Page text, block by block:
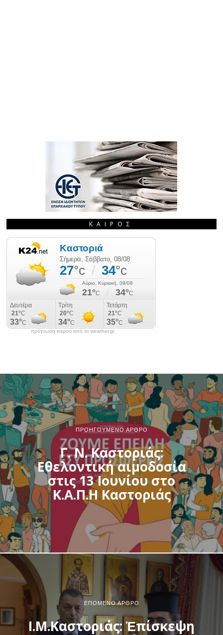
ΚΑΙΡΌΣ
πρόγνωση καιρού από το weather.gr
ΠΡΟΗΓΟΎΜΕΝΟ ΆΡΘΡΟ
Γ. Ν. Καστοριάς:
Εθελοντική αιμοδοσία
στις 13 Ιουνίου στο
Κ.Α.Π.Η Καστοριάς
ΕΠΌΜΕΝΟ ΆΡΘΡΟ
Ι.Μ.Καστοριάς: Ἐπίσκεψη